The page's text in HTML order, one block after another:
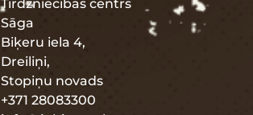
Sāga
Biķeru iela 4,
Dreiliņi,
Stopiņu novads
+371 28083300